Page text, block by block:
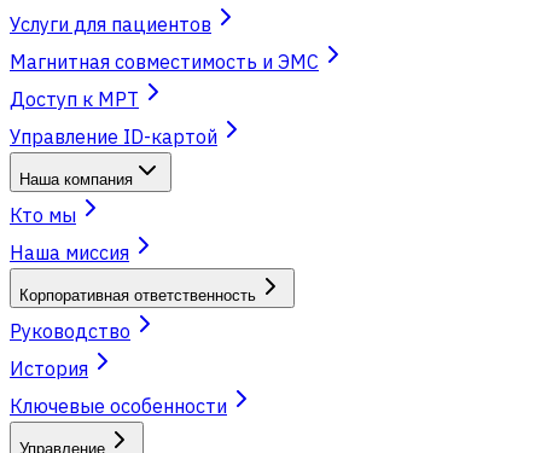
Услуги для пациентов
Магнитная совместимость и ЭМС
Доступ к МРТ
Управление ID-картой
Наша компания
Кто мы
Наша миссия
Корпоративная ответственность
Руководство
История
Ключевые особенности
Управление